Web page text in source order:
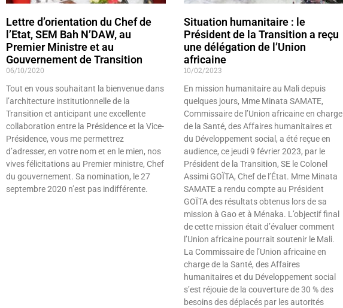
Lettre d’orientation du Chef de
l’Etat, SEM Bah N’DAW, au
Premier Ministre et au
Gouvernement de Transition
06/10/2020
Tout en vous souhaitant la bienvenue dans
l’architecture institutionnelle de la
Transition et anticipant une excellente
collaboration entre la Présidence et la Vice-
Présidence, vous me permettrez
d’adresser, en votre nom et en le mien, nos
vives félicitations au Premier ministre, Chef
du gouvernement. Sa nomination, le 27
septembre 2020 n’est pas indifférente.
Situation humanitaire : le
Président de la Transition a reçu
une délégation de l’Union
africaine
10/02/2023
En mission humanitaire au Mali depuis
quelques jours, Mme Minata SAMATE,
Commissaire de l’Union africaine en charge
de la Santé, des Affaires humanitaires et
du Développement social, a été reçue en
audience, ce jeudi 9 février 2023, par le
Président de la Transition, SE le Colonel
Assimi GOÏTA, Chef de l’État. Mme Minata
SAMATE a rendu compte au Président
GOÏTA des résultats obtenus lors de sa
mission à Gao et à Ménaka. L’objectif final
de cette mission était d’évaluer comment
l’Union africaine pourrait soutenir le Mali.
La Commissaire de l’Union africaine en
charge de la Santé, des Affaires
humanitaires et du Développement social
s’est réjouie de la couverture de 30 % des
besoins des déplacés par les autorités